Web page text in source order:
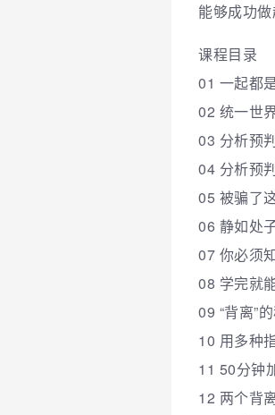
能够成功做
课程目录
01 一起都
02 统一世
03 分析预
04 分析预
05 被骗了
06 静如处
07 你必须
08 学完就
09 “背离”
10 用多种
11 50分钟
12 两个背